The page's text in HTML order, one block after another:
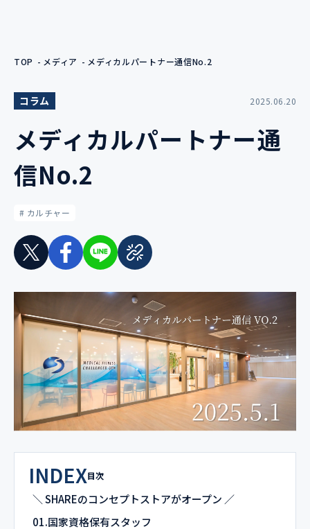
TOP メディア メディカルパートナー通信No.2
コラム 2025.06.20
メディカルパートナー通
信No.2
# カルチャー
INDEX目次
＼ SHAREのコンセプトストアがオープン ／
01.国家資格保有スタッフ